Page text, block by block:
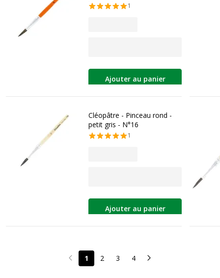
1
Ajouter au panier
Cléopâtre - Pinceau rond -
petit gris - N°16
1
Ajouter au panier
Page précédente
1 2 3 4 Page suivante